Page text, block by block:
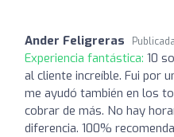
Ander Feligreras
Experiencia fantástica: 10
al cliente increíble. Fui por
me ayudó también en los
cobrar de más. No hay
diferencia. 100%